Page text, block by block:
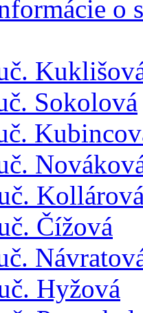
o
Sokolová
Čížová
Hyžová